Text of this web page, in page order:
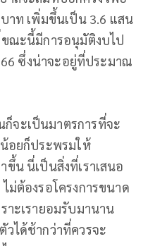
าท เพิ่มขึ้นเป็น 3.6 แสน
ณะนี้มีการอนุมัติงบไป
ซึ่งน่าจะอยู่ที่ประมาณ
จะเป็นมาตรการที่จะ
อยก็ประพรมให้
น นี่เป็นสิ่งที่เราเสนอ
ม่ต้องรอโครงการขนาด
าะเรายอมรับมานาน
ได้ช้ากว่าที่ควรจะ